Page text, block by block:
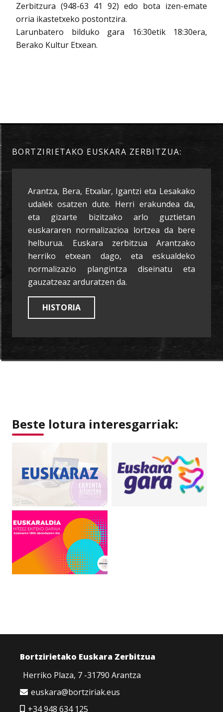
Zerbitzura (948-63 41 92) edo bota izen-emate
orria ikastetxeko postontzira.
Larunbatero bilduko gara 16:30etik 18:30era,
Berako Kultur Etxean.
BORTZIRIETAKO EUSKARA ZERBITZUA:
Arantza, Bera, Etxalar, Igantzi eta Lesakako
udalek osatzen dute. Herri erakundea da,
eta gizarte bizitzako arlo guztietan
euskararen normalizazioa lortzea da bere
helburua. Euskara zerbitzua Arantzako
herriko etxean dago, eta eskualdeko
normalizazio plangintza diseinatu eta
gauzatzeaz arduratzen da.
HISTORIA
Beste lotura interesgarriak:
Bortzirietako Euskara Zerbitzua
Herriko Plaza, 7 -31790 Arantza
euskara@bortziriak.eus
+34 948 634 125